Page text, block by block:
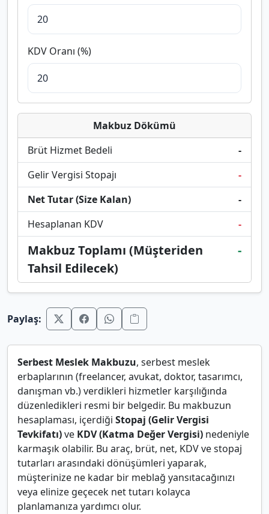
KDV Oranı (%)
Makbuz Dökümü
Brüt Hizmet Bedeli
-
Gelir Vergisi Stopajı
-
Net Tutar (Size Kalan)
-
Hesaplanan KDV
-
Makbuz Toplamı (Müşteriden
Tahsil Edilecek)
-
Paylaş:
Serbest Meslek Makbuzu, serbest meslek
erbaplarının (freelancer, avukat, doktor, tasarımcı,
danışman vb.) verdikleri hizmetler karşılığında
düzenledikleri resmi bir belgedir. Bu makbuzun
hesaplaması, içerdiği Stopaj (Gelir Vergisi
Tevkifatı)ve KDV (Katma Değer Vergisi) nedeniyle
karmaşık olabilir. Bu araç, brüt, net, KDV ve stopaj
tutarları arasındaki dönüşümleri yaparak,
müşterinize ne kadar bir meblağ yansıtacağınızı
veya elinize geçecek net tutarı kolayca
planlamanıza yardımcı olur.